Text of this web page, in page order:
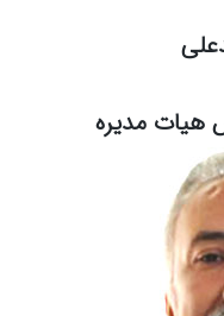
هیات مدیره